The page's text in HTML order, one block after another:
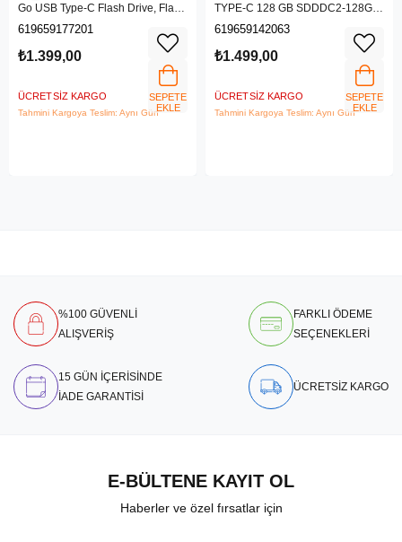
Go USB Type-C Flash Drive, Flash
Sürücü SDDDC3-128G-G46
619659177201
₺1.399,00
ÜCRETSIZ KARGO
Tahmini Kargoya Teslim: Aynı Gün
SEPETE
EKLE
TYPE-C 128 GB SDDDC2-128G-
G46
619659142063
₺1.499,00
ÜCRETSIZ KARGO
Tahmini Kargoya Teslim: Aynı Gün
SEPETE
EKLE
%100 GÜVENLİ
ALIŞVERİŞ
FARKLI ÖDEME
SEÇENEKLERİ
15 GÜN İÇERİSİNDE
İADE GARANTİSİ
ÜCRETSİZ KARGO
E-BÜLTENE KAYIT OL
Haberler ve özel fırsatlar için